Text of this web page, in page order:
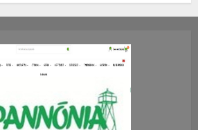
2026.JÚLIUS.23. CSÜTÖRTÖK.
0